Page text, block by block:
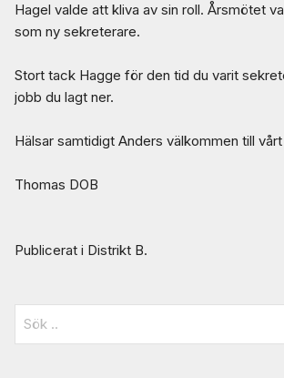
Hagel valde att kliva av sin roll. Årsmötet
som ny sekreterare.
Stort tack Hagge för den tid du varit
jobb du lagt ner.
Hälsar samtidigt Anders välkommen till
Thomas DOB
Publicerat i Distrikt B.